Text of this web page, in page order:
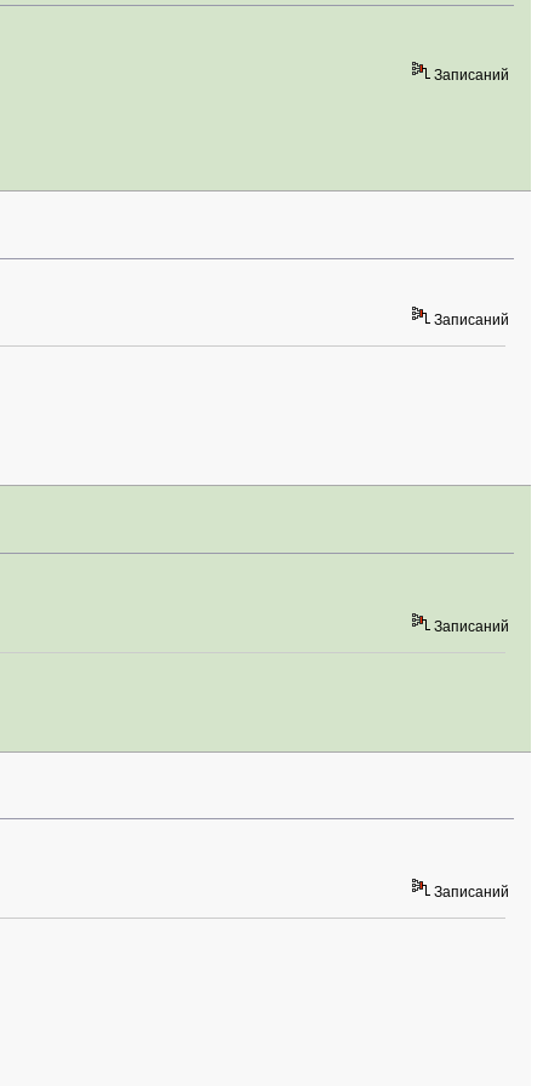
Записаний
Записаний
Записаний
Записаний